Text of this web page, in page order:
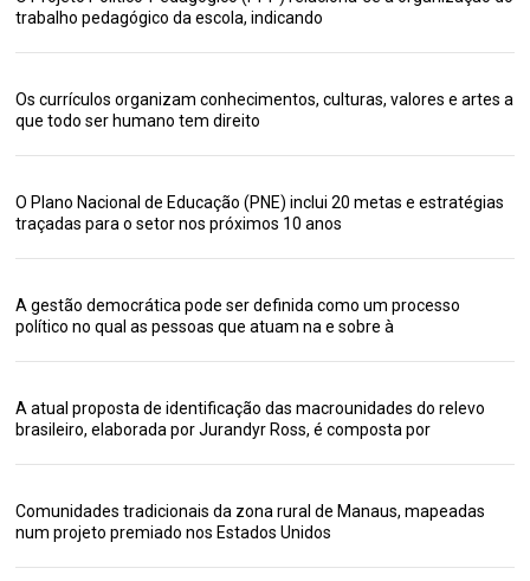
trabalho pedagógico da escola, indicando
Os currículos organizam conhecimentos, culturas, valores e artes a
que todo ser humano tem direito
O Plano Nacional de Educação (PNE) inclui 20 metas e estratégias
traçadas para o setor nos próximos 10 anos
A gestão democrática pode ser definida como um processo
político no qual as pessoas que atuam na e sobre à
A atual proposta de identificação das macrounidades do relevo
brasileiro, elaborada por Jurandyr Ross, é composta por
Comunidades tradicionais da zona rural de Manaus, mapeadas
num projeto premiado nos Estados Unidos